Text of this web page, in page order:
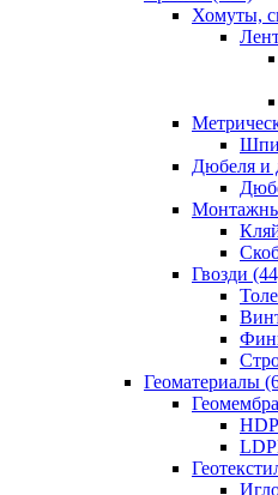
Хомуты,
Дюбеля и
Гвозди
Геоматериалы